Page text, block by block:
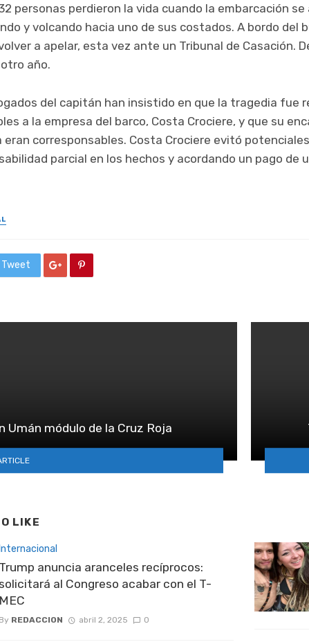
personas perdieron la vida cuando la embarcación
y volcando hacia uno de sus costados. A bordo del
a apelar, esta vez ante un Tribunal de Casación.
año.
del capitán han insistido en que la tragedia fue
a la empresa del barco, Costa Crociere, y que su
eran corresponsables. Costa Crociere evitó
parcial en los hechos y acordando un pago de
Tweet
Umán módulo de la Cruz Roja
LIKE
Internacional
Trump anuncia aranceles recíprocos:
solicitará al Congreso acabar con el T-
MEC
By REDACCION abril 2, 2025 0